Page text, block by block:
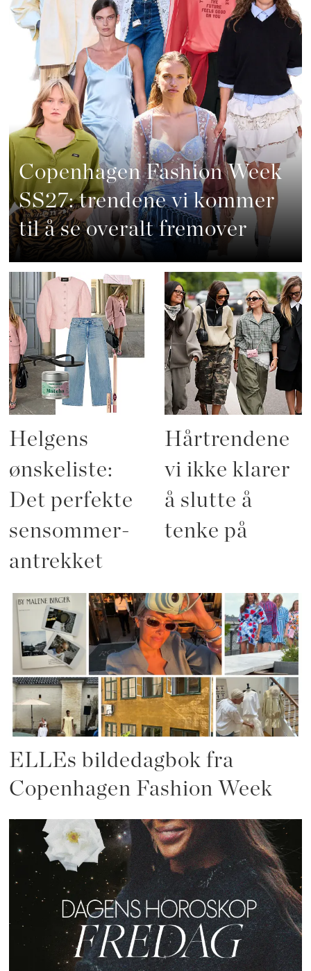
Copenhagen Fashion Week
SS27: trendene vi kommer
til å se overalt fremover
Helgens
ønskeliste:
Det perfekte
sensommer-
antrekket
Hårtrendene
vi ikke klarer
å slutte å
tenke på
ELLEs bildedagbok fra
Copenhagen Fashion Week